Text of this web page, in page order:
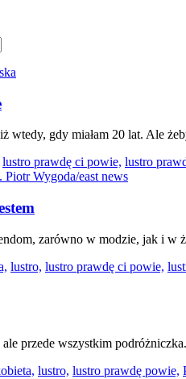
wtedy, gdy miałam 20 lat. Ale
lustro prawdę ci powie, lustro
zarówno w modzie, jak i
lustro, lustro prawdę ci powie,
przede wszystkim
lustro, lustro prawdę powie,